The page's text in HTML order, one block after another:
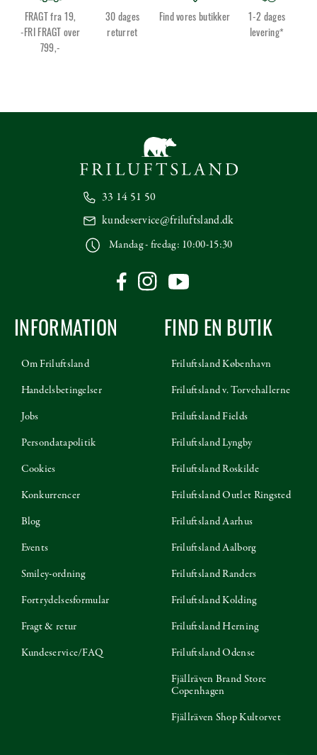
FRAGT fra 19,
-FRI FRAGT over
799,-
30 dages
returret
Find vores butikker
1-2 dages
levering*
33 14 51 50
kundeservice@friluftsland.dk
Mandag - fredag: 10:00-15:30
INFORMATION
Om Friluftsland
Handelsbetingelser
Jobs
Persondatapolitik
Cookies
Konkurrencer
Blog
Events
Smiley-ordning
Fortrydelsesformular
Fragt & retur
Kundeservice/FAQ
FIND EN BUTIK
Friluftsland København
Friluftsland v. Torvehallerne
Friluftsland Fields
Friluftsland Lyngby
Friluftsland Roskilde
Friluftsland Outlet Ringsted
Friluftsland Aarhus
Friluftsland Aalborg
Friluftsland Randers
Friluftsland Kolding
Friluftsland Herning
Friluftsland Odense
Fjällräven Brand Store
Copenhagen
Fjällräven Shop Kultorvet